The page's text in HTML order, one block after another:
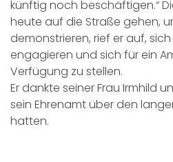
künftig noch beschäftigen.“
heute auf die Straße gehen,
demonstrieren, rief er auf,
engagieren und sich für ein
Verfügung zu stellen.
Er dankte seiner Frau Irmhild
sein Ehrenamt über den
hatten.